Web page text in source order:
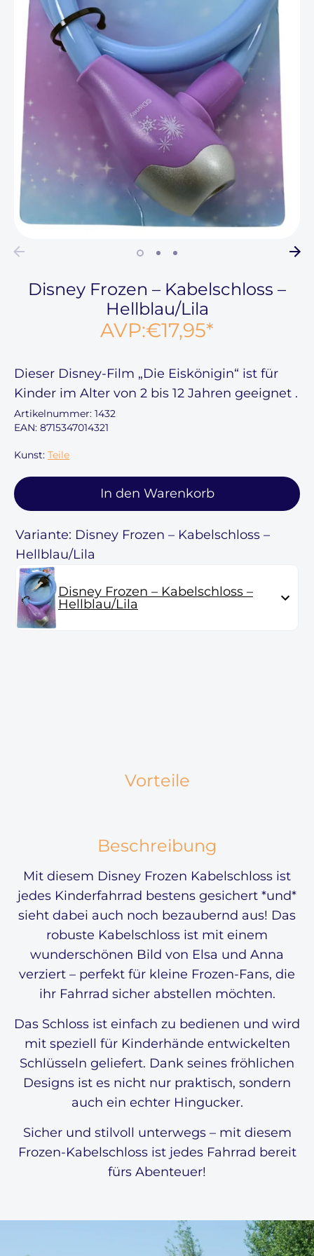
Disney Frozen – Kabelschloss –
Hellblau/Lila
AVP:€17,95*
Dieser Disney-Film „Die Eiskönigin“ ist für
Kinder im Alter von 2 bis 12 Jahren geeignet .
Artikelnummer: 1432
EAN: 8715347014321
Kunst: Teile
In den Warenkorb
Variante: Disney Frozen – Kabelschloss –
Hellblau/Lila
Disney Frozen – Kabelschloss –
Hellblau/Lila
Vorteile
Beschreibung
Mit diesem Disney Frozen Kabelschloss ist
jedes Kinderfahrrad bestens gesichert *und*
sieht dabei auch noch bezaubernd aus! Das
robuste Kabelschloss ist mit einem
wunderschönen Bild von Elsa und Anna
verziert – perfekt für kleine Frozen-Fans, die
ihr Fahrrad sicher abstellen möchten.
Das Schloss ist einfach zu bedienen und wird
mit speziell für Kinderhände entwickelten
Schlüsseln geliefert. Dank seines fröhlichen
Designs ist es nicht nur praktisch, sondern
auch ein echter Hingucker.
Sicher und stilvoll unterwegs – mit diesem
Frozen-Kabelschloss ist jedes Fahrrad bereit
fürs Abenteuer!